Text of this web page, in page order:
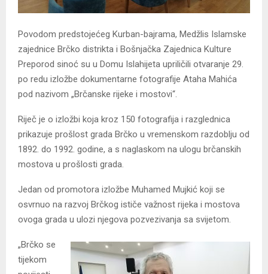
Povodom predstojećeg Kurban-bajrama, Medžlis Islamske
zajednice Brčko distrikta i Bošnjačka Zajednica Kulture
Preporod sinoć su u Domu Islahijeta upriličili otvaranje 29.
po redu izložbe dokumentarne fotografije Ataha Mahića
pod nazivom „Brčanske rijeke i mostovi“.
Riječ je o izložbi koja kroz 150 fotografija i razglednica
prikazuje prošlost grada Brčko u vremenskom razdoblju od
1892. do 1992. godine, a s naglaskom na ulogu brčanskih
mostova u prošlosti grada.
Jedan od promotora izložbe Muhamed Mujkić koji se
osvrnuo na razvoj Brčkog ističe važnost rijeka i mostova
ovoga grada u ulozi njegova pozvezivanja sa svijetom.
„Brčko se
tijekom